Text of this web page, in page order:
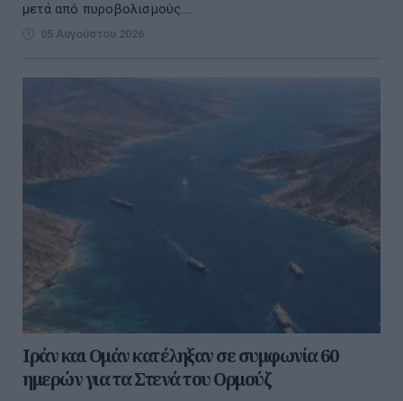
μετά από πυροβολισμούς....
05 Αυγούστου 2026
Ιράν και Ομάν κατέληξαν σε συμφωνία 60
ημερών για τα Στενά του Ορμούζ